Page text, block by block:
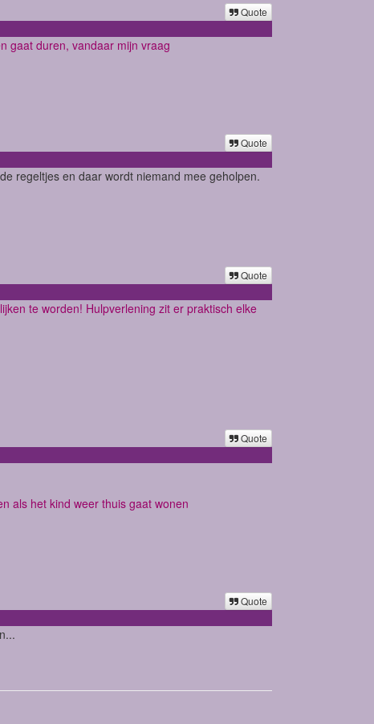
Quote
gaat duren, vandaar mijn vraag
Quote
regeltjes en daar wordt niemand mee geholpen.
Quote
te worden! Hulpverlening zit er praktisch elke
Quote
als het kind weer thuis gaat wonen
Quote